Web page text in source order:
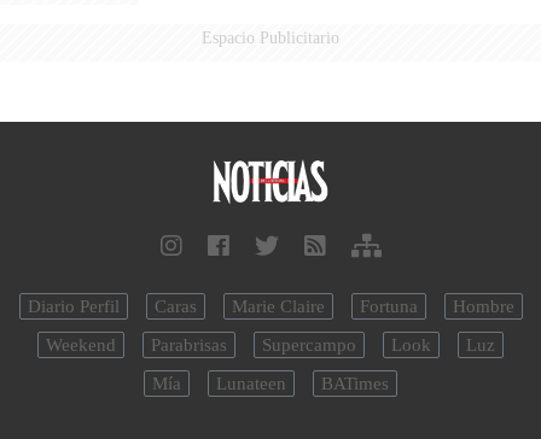
Espacio Publicitario
Diario Perfil Caras Marie Claire Fortuna
Hombre
Weekend
Parabrisas Supercampo Look
Luz
Mía
Lunateen BATimes